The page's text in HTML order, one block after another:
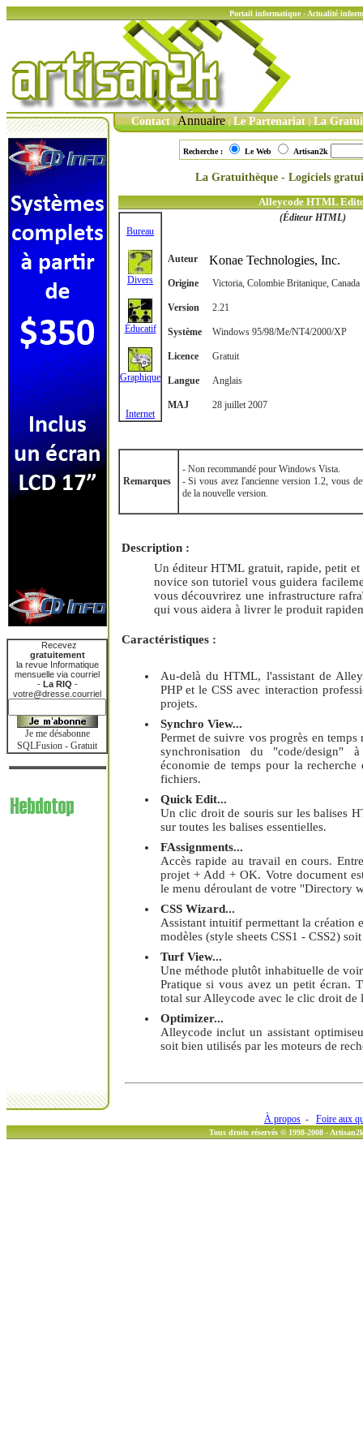
Portail informatique - Actualité
Contact |Annuaire| Le Partenariat | La
Recevez
gratuitement
la revue Informatique
mensuelle via courriel
- La RIQ -
votre@dresse.courriel
Je me désabonne
SQLFusion - Gratuit
Recherche : Le Web Artisan2k
La Gratuithèque - Logiciels
Alleycode HTML
Bureau
Divers
Éducatif
Graphique
Internet
(Éditeur HTML)
Auteur Konae Technologies, Inc.
Origine Victoria, Colombie Britanique, Canada
Version 2.21
Système Windows 95/98/Me/NT4/2000/XP
Licence Gratuit
Langue Anglais
MAJ 28 juillet 2007
Remarques
- Non recommandé pour Windows Vista.
- Si vous avez l'ancienne version 1.2, vous
de la nouvelle version.
Description :
Un éditeur HTML gratuit, rapide, petit et
novice son tutoriel vous guidera
vous découvrirez une infrastructure
qui vous aidera à livrer le produit
Caractéristiques :
Au-delà du HTML, l'assistant de
PHP et le CSS avec interaction
projets.
Synchro View...
Permet de suivre vos progrès en
synchronisation du "code/design"
économie de temps pour la
fichiers.
Quick Edit...
Un clic droit de souris sur les balises
sur toutes les balises essentielles.
FAssignments...
Accès rapide au travail en cours.
projet + Add + OK. Votre document
le menu déroulant de votre "Directory
CSS Wizard...
Assistant intuitif permettant la création
modèles (style sheets CSS1 - CSS2)
Turf View...
Une méthode plutôt inhabituelle de
Pratique si vous avez un petit écran.
total sur Alleycode avec le clic droit de
Optimizer...
Alleycode inclut un assistant
soit bien utilisés par les moteurs de
À propos - Foire aux
Tous droits réservés © 1998-2008 -